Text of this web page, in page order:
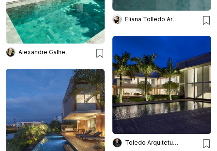
Eliana Tolledo Arquitetura e Interiores
Alexandre Galhego Paisagismo
Toledo Arquitetura E Design